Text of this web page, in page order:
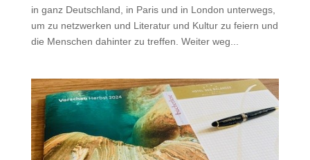
in ganz Deutschland, in Paris und in London unterwegs,
um zu netzwerken und Literatur und Kultur zu feiern und
die Menschen dahinter zu treffen. Weiter weg...